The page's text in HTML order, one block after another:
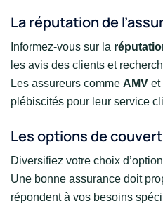
La réputation de
Informez-vous sur la
les avis des clients et
Les assureurs comme AMV et
plébiscités pour leur service
Les options de
Diversifiez votre choix
Une bonne assurance doit
répondent à vos besoins